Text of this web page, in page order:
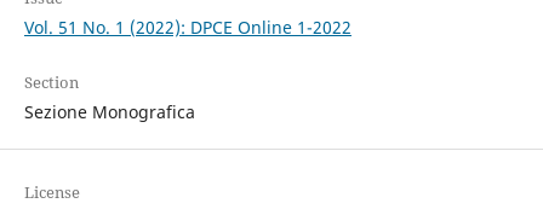
Vol. 51 No. 1 (2022): DPCE Online 1-2022
Section
Sezione Monografica
License